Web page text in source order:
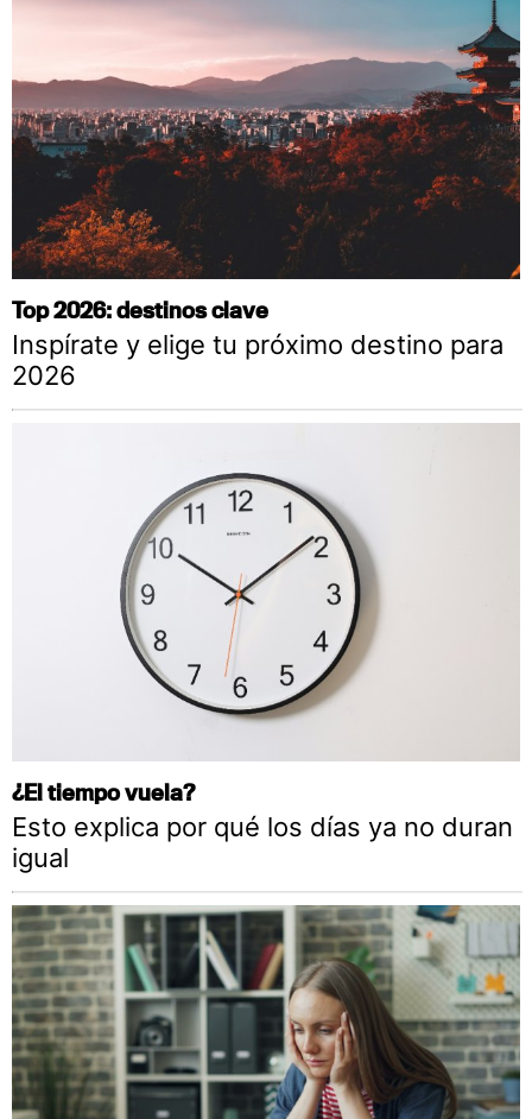
Top 2026: destinos clave
Inspírate y elige tu próximo destino para
2026
¿El tiempo vuela?
Esto explica por qué los días ya no duran
igual